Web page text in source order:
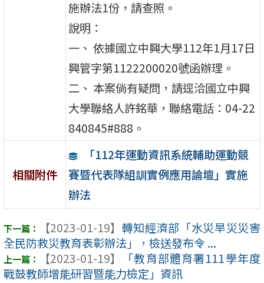
施辦法1份，請查照。
說明：
一、 依據國立中興大學112年1月17日
興管字第1122200020號函辦理。
二、 本案倘有疑問，請逕洽國立中興
大學聯絡人許銘華，聯絡電話：04-22
840845#888。
相關附件
「112年運動資訊系統輔助運動競
賽暨代表隊組訓實例應用論壇」實施
辦法
【2023-01-19】 轉知經濟部「水災旱災災害
全民防救災教育表彰辦法」，檢送發布令 ...
【2023-01-19】
「教育部體育署111學年度
戰鼓教師增能研習暨能力檢定」資訊